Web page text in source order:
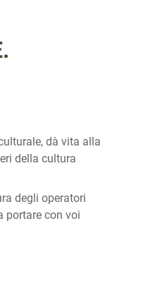
dà vita alla
della cultura
degli operatori
portare con voi